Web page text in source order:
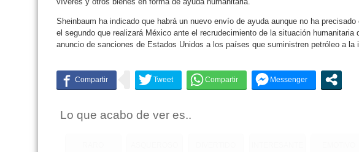
Sheinbaum ha indicado que habrá un nuevo envío de ayuda aunque no ha precisado
el segundo que realizará México ante el recrudecimiento de la situación humanitaria
anuncio de sanciones de Estados Unidos a los países que suministren petróleo a la
Lo que acabo de ver es..